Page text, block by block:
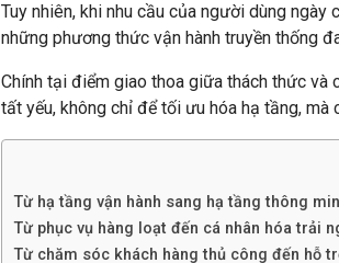
Tuy nhiên, khi nhu cầu của người dùng
những phương thức vận hành truyền thống
Chính tại điểm giao thoa giữa thách thức và
tất yếu, không chỉ để tối ưu hóa hạ tầng,
Từ hạ tầng vận hành sang hạ tầng thông
Từ phục vụ hàng loạt đến cá nhân hóa trải
Từ chăm sóc khách hàng thủ công đến hỗ